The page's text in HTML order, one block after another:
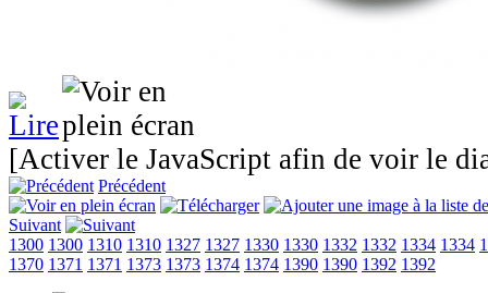
[Activer le JavaScript afin de voir le
Précédent
Suivant
1300 1300 1310 1310 1327 1327 1330 1330 1332 1332 1334 1334
1370 1371 1371 1373 1373 1374 1374 1390 1390 1392 1392